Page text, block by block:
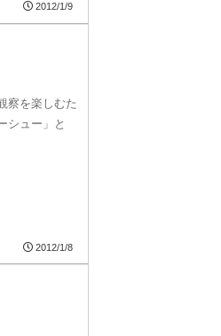
2012/1/9
察を楽しむた
シュー」と
2012/1/8